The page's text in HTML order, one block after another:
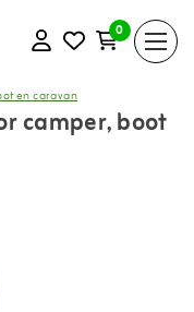
0
en caravan
camper, boot